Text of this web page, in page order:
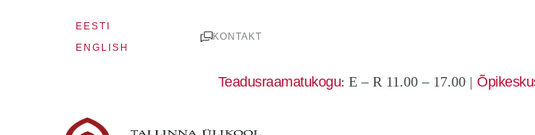
EESTI
ENGLISH
KONTAKT
Teadusraamatukogu: E – R 11.00 – 17.00 |